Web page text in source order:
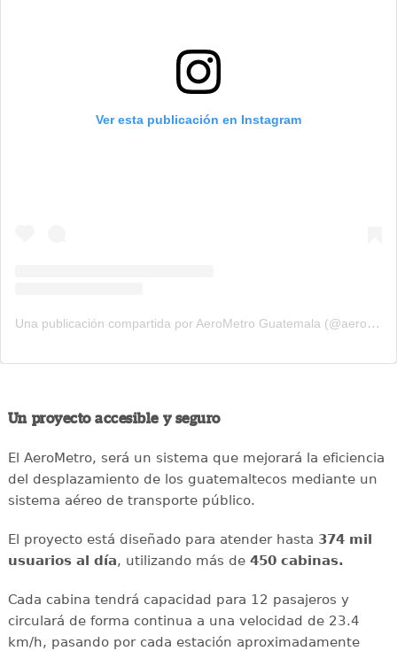
Ver esta publicación en Instagram
Una publicación compartida por AeroMetro Guatemala (@aerometrogt)
Un proyecto accesible y seguro
El AeroMetro, será un sistema que mejorará la eficiencia
del desplazamiento de los guatemaltecos mediante un
sistema aéreo de transporte público.
El proyecto está diseñado para atender hasta 374 mil
usuarios al día, utilizando más de 450 cabinas.
Cada cabina tendrá capacidad para 12 pasajeros y
circulará de forma continua a una velocidad de 23.4
km/h, pasando por cada estación aproximadamente